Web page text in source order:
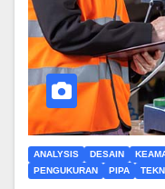
ANALYSIS DESAIN
PENGUKURAN
PIPA